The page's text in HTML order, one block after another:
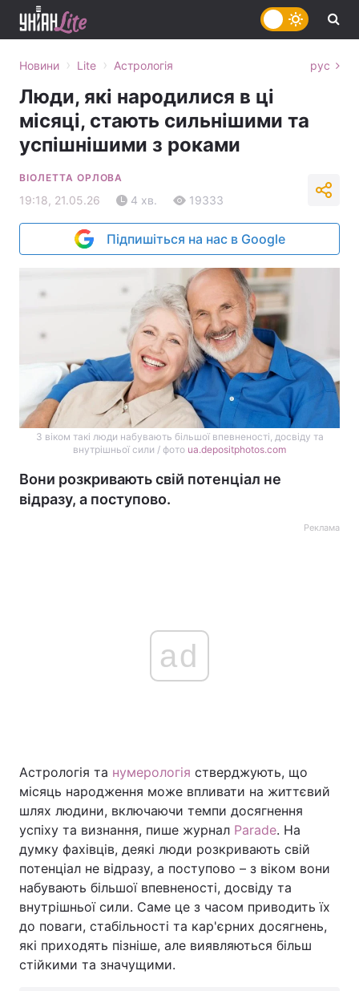
Головна Війна
Україна Політика
Економіка Світ
Спорт Наука
Техно і зв'язок Лайт
Зброя
Новини › Lite › Астрологія рус
Люди, які народилися в ці
місяці, стають сильнішими та
успішнішими з роками
ВІОЛЕТТА ОРЛОВА
19:18, 21.05.26 4 хв. 19333
Підпишіться на нас в Google
З віком такі люди набувають більшої впевненості, досвіду та
внутрішньої сили / фото ua.depositphotos.com
Вони розкривають свій потенціал не
відразу, а поступово.
Реклама
ad
Астрологія та нумерологія стверджують, що
місяць народження може впливати на життєвий
шлях людини, включаючи темпи досягнення
успіху та визнання, пише журнал Parade. На
думку фахівців, деякі люди розкривають свій
потенціал не відразу, а поступово – з віком вони
набувають більшої впевненості, досвіду та
внутрішньої сили. Саме це з часом приводить їх
до поваги, стабільності та кар'єрних досягнень,
які приходять пізніше, але виявляються більш
стійкими та значущими.